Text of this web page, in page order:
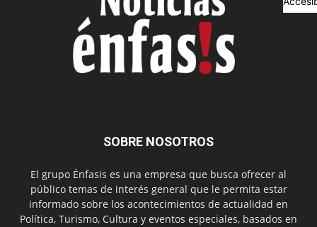
SOBRE NOSOTROS
El grupo Énfasis es una empresa que busca ofrecer al
público temas de interés general que le permita estar
informado sobre los acontecimientos de actualidad en
Política, Turismo, Cultura y eventos especiales, basados en